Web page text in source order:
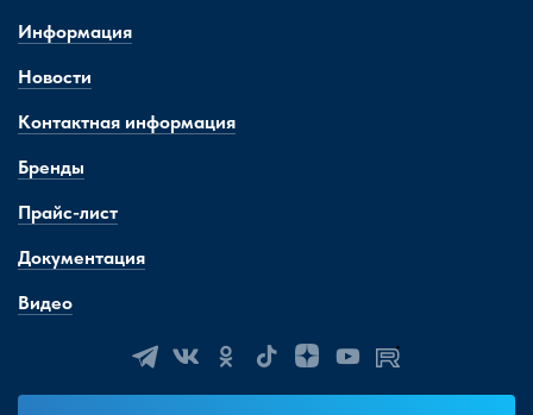
Информация
Новости
Контактная информация
Бренды
Прайс-лист
Документация
Видео